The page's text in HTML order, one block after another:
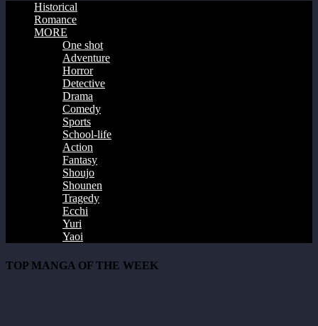
Historical
Romance
MORE
One shot
Adventure
Horror
Detective
Drama
Comedy
Sports
School-life
Action
Fantasy
Shoujo
Shounen
Tragedy
Ecchi
Yuri
Yaoi
TOP MANGA OF THE WEEK